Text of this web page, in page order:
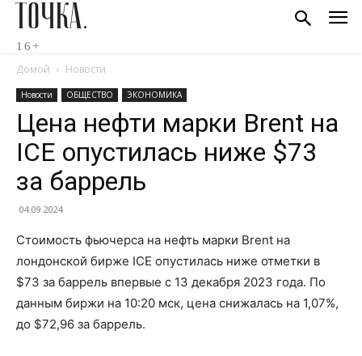
ТОЧКА.
16+
Домой Новости
Новости ОБЩЕСТВО ЭКОНОМИКА
Цена нефти марки Brent на
ICE опустилась ниже $73
за баррель
04.09.2024
Стоимость фьючерса на нефть марки Brent на
лондонской бирже ICE опустилась ниже отметки в
$73 за баррель впервые с 13 декабря 2023 года. По
данным биржи на 10:20 мск, цена снижалась на 1,07%,
до $72,96 за баррель.